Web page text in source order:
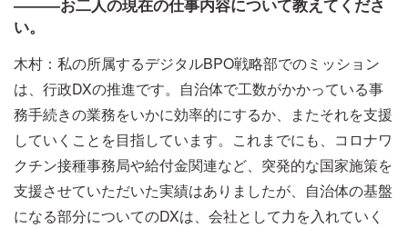
―――お二人の現在の仕事内容について教えてくださ
い。
木村：私の所属するデジタルBPO戦略部でのミッション
は、行政DXの推進です。自治体で工数がかかっている事
務手続きの業務をいかに効率的にするか、またそれを支援
していくことを目指しています。これまでにも、コロナワ
クチン接種事務局や給付金関連など、突発的な国家施策を
支援させていただいた実績はありましたが、自治体の基盤
になる部分についてのDXは、会社として力を入れていく